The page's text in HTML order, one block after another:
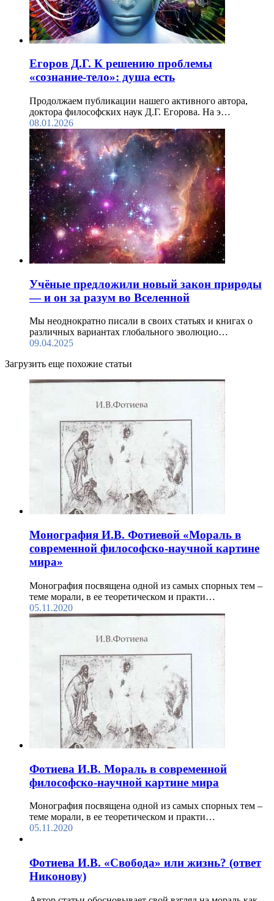
Егоров Д.Г. К решению проблемы
«сознание-тело»: душа есть
Продолжаем публикации нашего активного автора,
доктора философских наук Д.Г. Егорова. На э…
08.01.2026
Учёные предложили новый закон природы
— и он за разум во Вселенной
Мы неоднократно писали в своих статьях и книгах о
различных вариантах глобального эволюцио…
09.04.2025
Загрузить еще похожие статьи
Монография И.В. Фотиевой «Мораль в
современной философско-научной картине
мира»
Монография посвящена одной из самых спорных тем –
теме морали, в ее теоретическом и практи…
05.11.2020
Фотиева И.В. Мораль в современной
философско-научной картине мира
Монография посвящена одной из самых спорных тем –
теме морали, в ее теоретическом и практи…
05.11.2020
Фотиева И.В. «Свобода» или жизнь? (ответ
Никонову)